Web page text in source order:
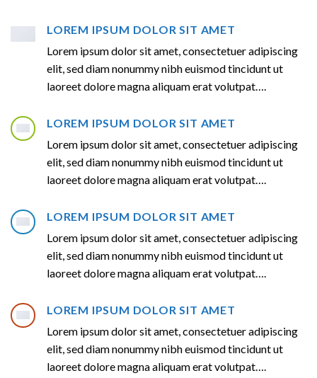
LOREM IPSUM DOLOR SIT AMET
Lorem ipsum dolor sit amet, consectetuer adipiscing
elit, sed diam nonummy nibh euismod tincidunt ut
laoreet dolore magna aliquam erat volutpat….
LOREM IPSUM DOLOR SIT AMET
Lorem ipsum dolor sit amet, consectetuer adipiscing
elit, sed diam nonummy nibh euismod tincidunt ut
laoreet dolore magna aliquam erat volutpat….
LOREM IPSUM DOLOR SIT AMET
Lorem ipsum dolor sit amet, consectetuer adipiscing
elit, sed diam nonummy nibh euismod tincidunt ut
laoreet dolore magna aliquam erat volutpat….
LOREM IPSUM DOLOR SIT AMET
Lorem ipsum dolor sit amet, consectetuer adipiscing
elit, sed diam nonummy nibh euismod tincidunt ut
laoreet dolore magna aliquam erat volutpat….